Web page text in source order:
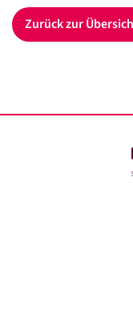
Impressum
Datenschutz
Zurück zur